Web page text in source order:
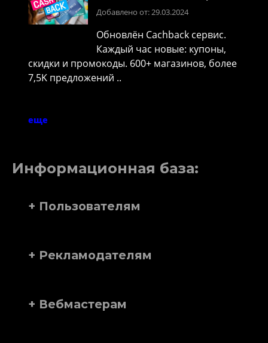
Добавлено от: 29.03.2024
Обновлён Cachback сервис.
Каждый час новые: купоны,
скидки и промокоды. 600+ магазинов, более
7,5K предложений ..
еще
Информационная база:
+ Пользователям
+ Рекламодателям
+ Вебмастерам